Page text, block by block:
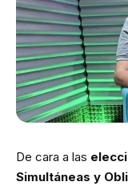
De cara a las
Simultáneas y